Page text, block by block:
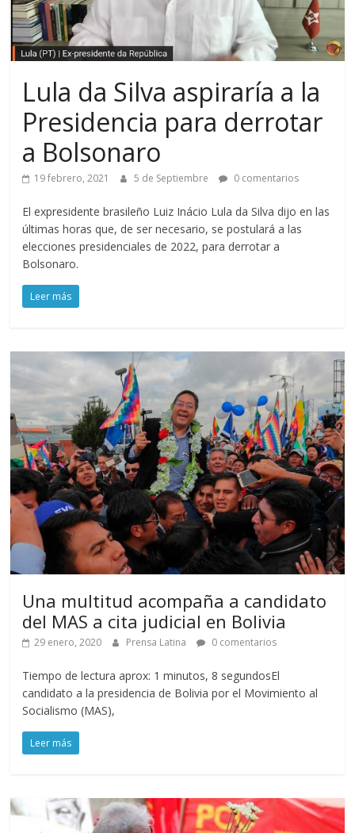
Lula da Silva aspiraría a la
Presidencia para derrotar
a Bolsonaro
19 febrero, 2021 5 de Septiembre 0 comentarios
El expresidente brasileño Luiz Inácio Lula da Silva dijo en las
últimas horas que, de ser necesario, se postulará a las
elecciones presidenciales de 2022, para derrotar a
Bolsonaro.
Leer más
Una multitud acompaña a candidato
del MAS a cita judicial en Bolivia
29 enero, 2020 Prensa Latina 0 comentarios
Tiempo de lectura aprox: 1 minutos, 8 segundosEl
candidato a la presidencia de Bolivia por el Movimiento al
Socialismo (MAS),
Leer más